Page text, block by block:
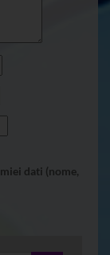
dati (nome,